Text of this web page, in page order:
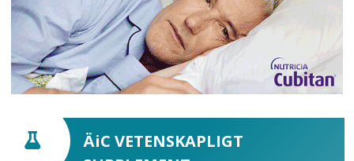
ÄiC VETENSKAPLIGT